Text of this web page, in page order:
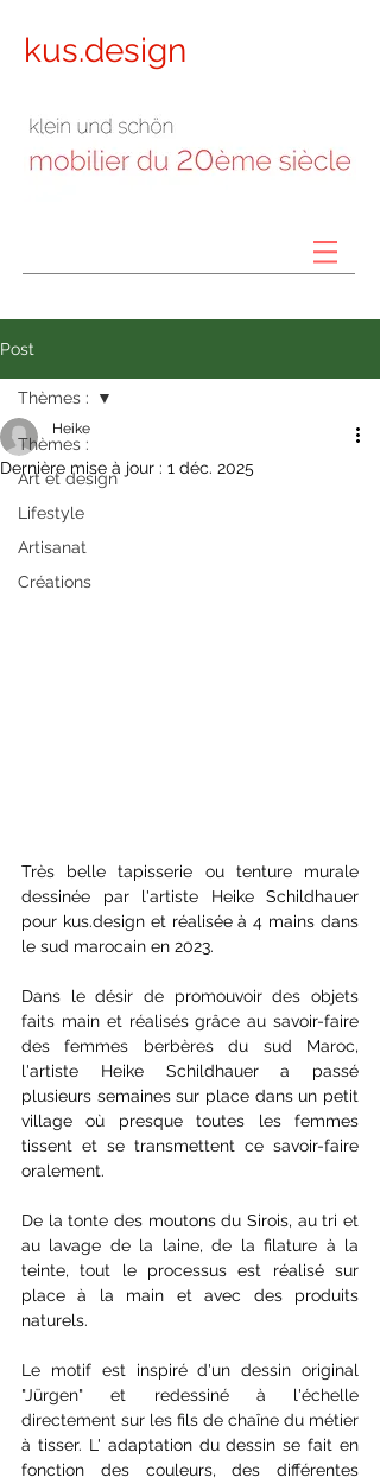
kus.design
Post
Thèmes :
Art et design
Lifestyle
Artisanat
Créations
Thèmes :
Heike
Dernière mise à jour : 1 déc. 2025
Très belle tapisserie ou tenture murale
dessinée par l'artiste Heike Schildhauer
pour kus.design et réalisée à 4 mains dans
le sud marocain en 2023.
Dans le désir de promouvoir des objets
faits main et réalisés grâce au savoir-faire
des femmes berbères du sud Maroc,
l'artiste Heike Schildhauer a passé
plusieurs semaines sur place dans un petit
village où presque toutes les femmes
tissent et se transmettent ce savoir-faire
oralement.
De la tonte des moutons du Sirois, au tri et
au lavage de la laine, de la filature à la
teinte, tout le processus est réalisé sur
place à la main et avec des produits
naturels.
Le motif est inspiré d'un dessin original
"Jürgen" et redessiné à l'échelle
directement sur les fils de chaîne du métier
à tisser. L' adaptation du dessin se fait en
fonction des couleurs, des différentes